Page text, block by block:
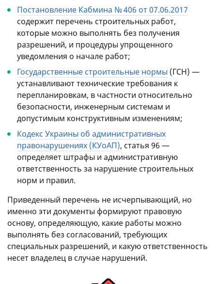
Постановление Кабмина № 406 от 07.06.2017
содержит перечень строительных работ,
которые можно выполнять без получения
разрешений, и процедуры упрощенного
уведомления о начале работ;
Государственные строительные нормы (ГСН) —
устанавливают технические требования к
перепланировкам, в частности относительно
безопасности, инженерным системам и
допустимым конструктивным изменениям;
Кодекс Украины об административных
правонарушениях (КУоАП), статья 96 —
определяет штрафы и административную
ответственность за нарушение строительных
норм и правил.
Приведенный перечень не исчерпывающий, но
именно эти документы формируют правовую
основу, определяющую, какие работы можно
выполнять без согласований, требующих
специальных разрешений, и какую ответственность
несет владелец в случае нарушений.